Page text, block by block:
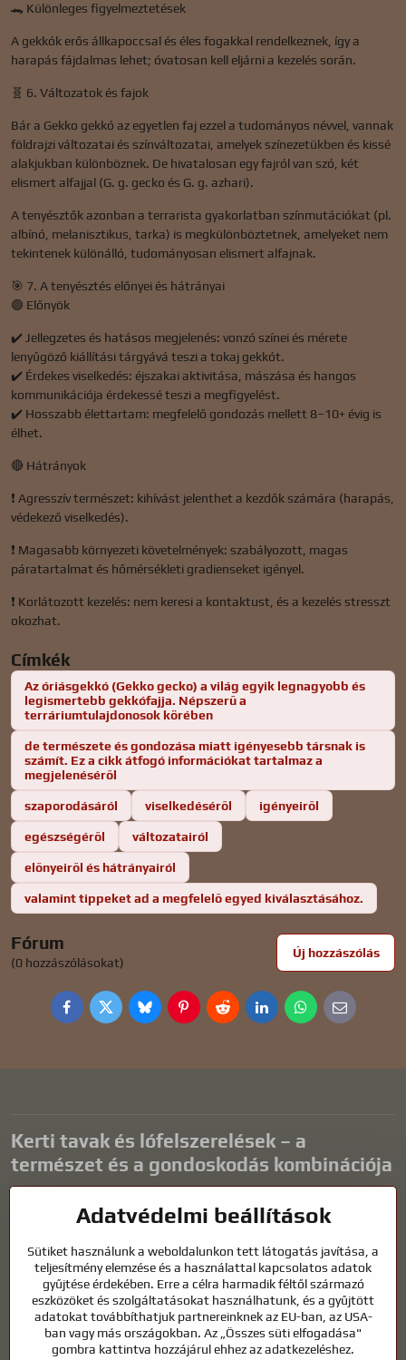
🐊 Különleges figyelmeztetések
A gekkók erős állkapoccsal és éles fogakkal rendelkeznek, így a
harapás fájdalmas lehet; óvatosan kell eljárni a kezelés során.
🧬 6. Változatok és fajok
Bár a Gekko gekkó az egyetlen faj ezzel a tudományos névvel, vannak
földrajzi változatai és színváltozatai, amelyek színezetükben és kissé
alakjukban különböznek. De hivatalosan egy fajról van szó, két
elismert alfajjal (G. g. gecko és G. g. azhari).
A tenyésztők azonban a terrarista gyakorlatban színmutációkat (pl.
albínó, melanisztikus, tarka) is megkülönböztetnek, amelyeket nem
tekintenek különálló, tudományosan elismert alfajnak.
🎯 7. A tenyésztés előnyei és hátrányai
🟢 Előnyök
✔️ Jellegzetes és hatásos megjelenés: vonzó színei és mérete
lenyűgöző kiállítási tárgyává teszi a tokaj gekkót.
✔️ Érdekes viselkedés: éjszakai aktivitása, mászása és hangos
kommunikációja érdekessé teszi a megfigyelést.
✔️ Hosszabb élettartam: megfelelő gondozás mellett 8–10+ évig is
élhet.
🔴 Hátrányok
❗ Agresszív természet: kihívást jelenthet a kezdők számára (harapás,
védekező viselkedés).
❗ Magasabb környezeti követelmények: szabályozott, magas
páratartalmat és hőmérsékleti gradienseket igényel.
❗ Korlátozott kezelés: nem keresi a kontaktust, és a kezelés stresszt
okozhat.
Címkék
Az óriásgekkó (Gekko gecko) a világ egyik legnagyobb és
legismertebb gekkófajja. Népszerű a
terráriumtulajdonosok körében
de természete és gondozása miatt igényesebb társnak is
számít. Ez a cikk átfogó információkat tartalmaz a
megjelenéséről
szaporodásáról viselkedéséről igényeiről
egészségéről változatairól
előnyeiről és hátrányairól
valamint tippeket ad a megfelelő egyed kiválasztásához.
Fórum
(0 hozzászólásokat)
Új hozzászólás
FacebookTwitterBlueskyPinterestRedditLinkedInWhatsApp
E-
mail
Kerti tavak és lófelszerelések – a
természet és a gondoskodás kombinációja
harmonikus környezetet teremtenek a kikapcsolódáshoz és a vízi
karbantartás kulcsfontosságú a tiszta vízhez és az egészséges
tóhoz egész évben. Ugyanilyen fontos az életünk részét képező
állatok gondozása is.
A lovaknak kiváló minőségű lovaglófelszerelésre, megfelelő
táplálkozásra és felelősségteljes gondoskodásra van szükségük
Adatvédelmi beállítások
Sütiket használunk a weboldalunkon tett látogatás javítása, a
teljesítmény elemzése és a használattal kapcsolatos adatok
gyűjtése érdekében. Erre a célra harmadik féltől származó
eszközöket és szolgáltatásokat használhatunk, és a gyűjtött
adatokat továbbíthatjuk partnereinknek az EU-ban, az USA-
ban vagy más országokban. Az „Összes süti elfogadása"
gombra kattintva hozzájárul ehhez az adatkezeléshez.